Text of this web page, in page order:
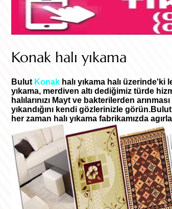
Konak halı yıkama
Bulut Konakhalı yıkama halı
yıkama, merdiven altı dediğimiz türde
halılarınızı Mayt ve bakterilerden
yıkandığını kendi gözlerinizle görün.Bulut
her zaman halı yıkama fabrikamızda